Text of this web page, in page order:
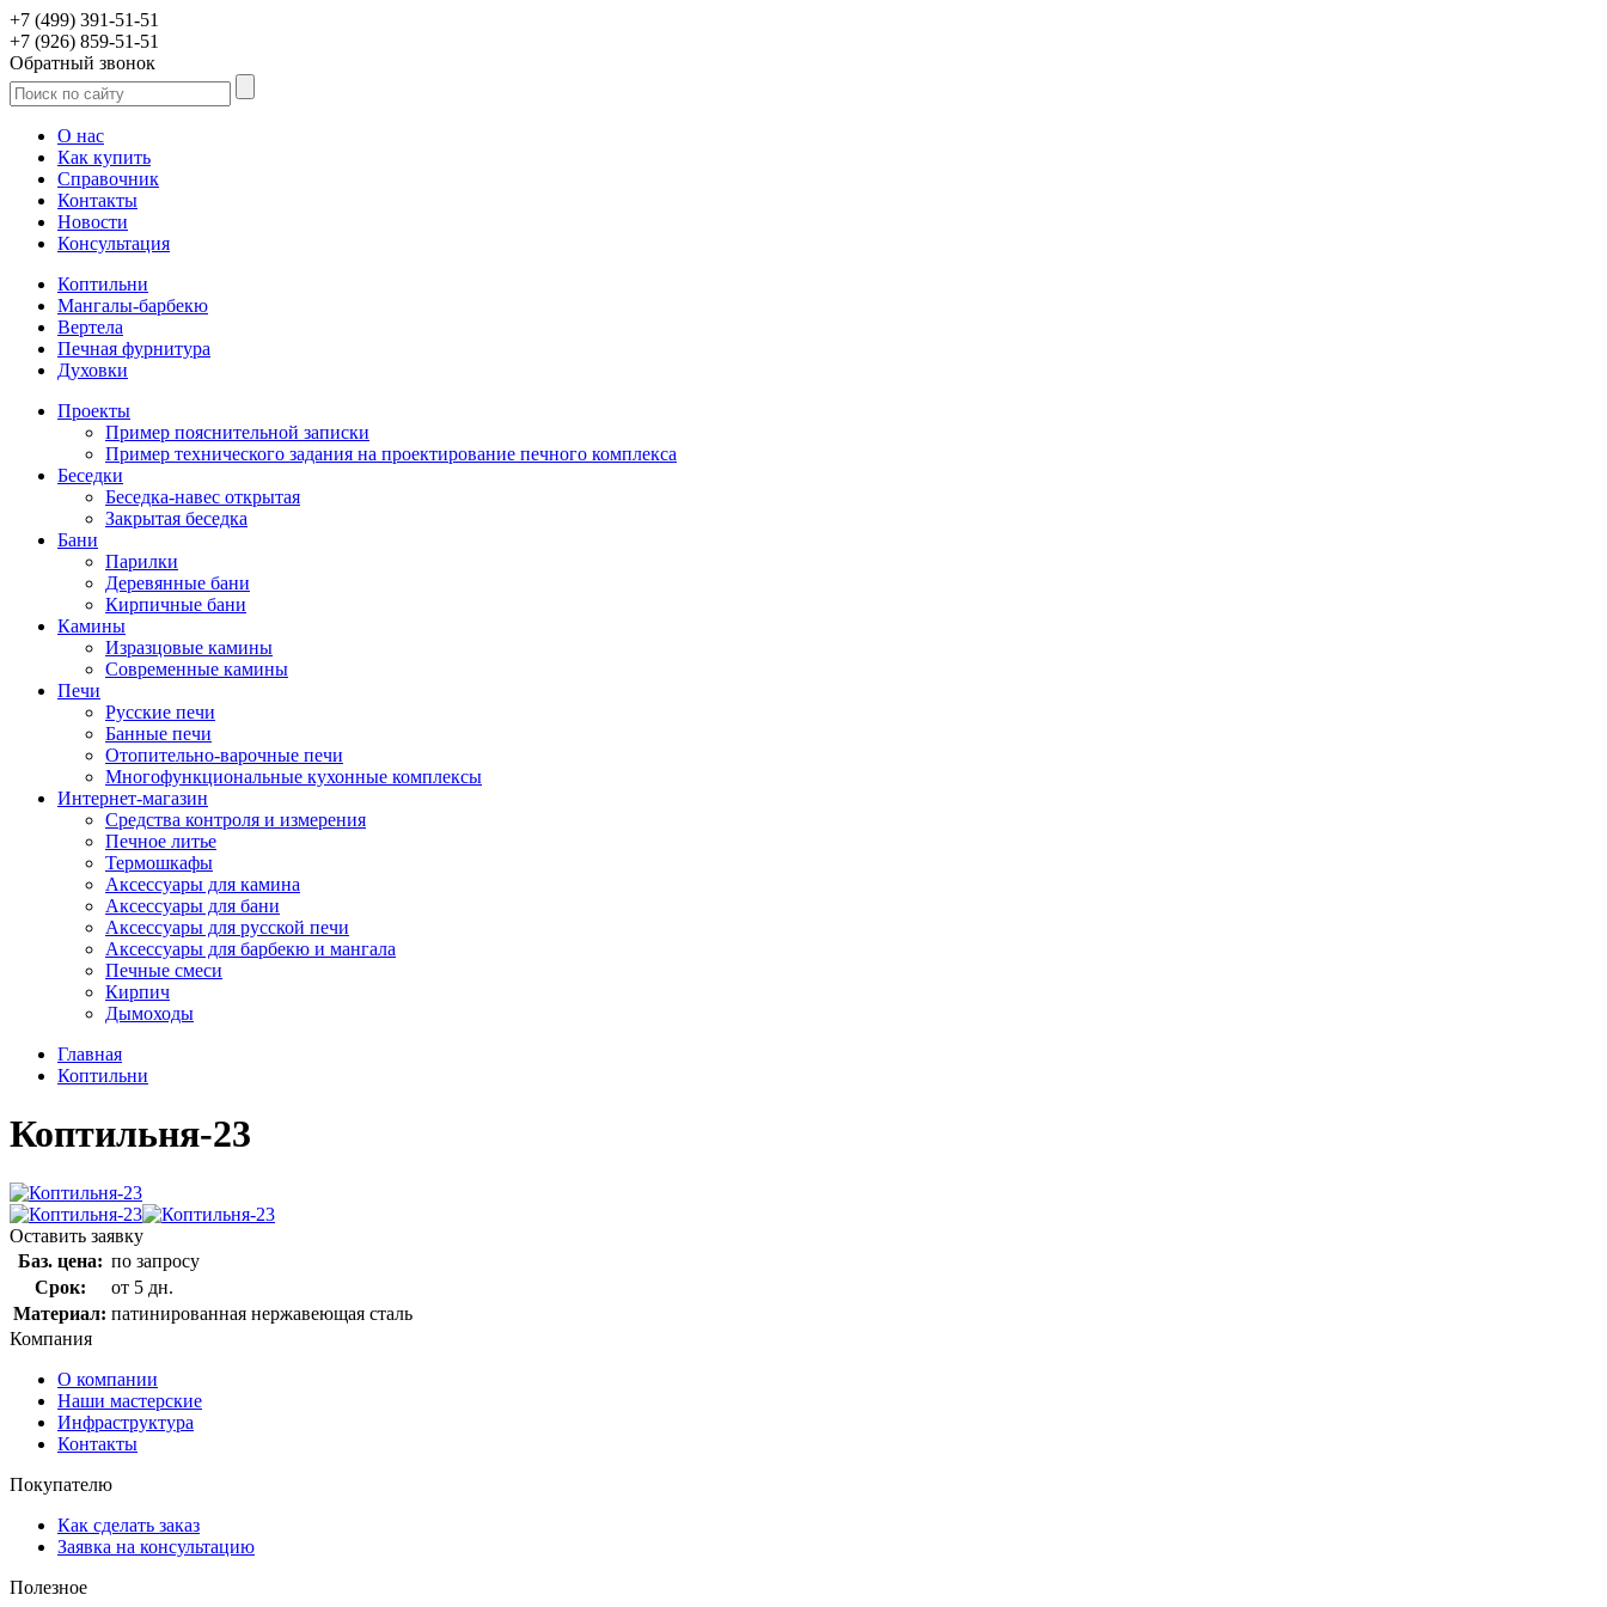
+7 (499) 391-51-51
+7 (926) 859-51-51
Обратный звонок
О нас
Как купить
Справочник
Контакты
Новости
Консультация
Коптильни
Мангалы-барбекю
Вертела
Печная фурнитура
Духовки
Проекты
Пример пояснительной записки
Пример технического задания на проектирование печного комплекса
Беседки
Беседка-навес открытая
Закрытая беседка
Бани
Парилки
Деревянные бани
Кирпичные бани
Камины
Изразцовые камины
Современные камины
Печи
Русские печи
Банные печи
Отопительно-варочные печи
Многофункциональные кухонные комплексы
Интернет-магазин
Средства контроля и измерения
Печное литье
Термошкафы
Аксессуары для камина
Аксессуары для бани
Аксессуары для русской печи
Аксессуары для барбекю и мангала
Печные смеси
Кирпич
Дымоходы
Главная
Коптильни
Коптильня-23
Оставить заявку
Баз. цена: по запросу
Срок:
от 5 дн.
Материал: патинированная нержавеющая сталь
Компания
О компании
Наши мастерские
Инфраструктура
Контакты
Покупателю
Как сделать заказ
Заявка на консультацию
Полезное